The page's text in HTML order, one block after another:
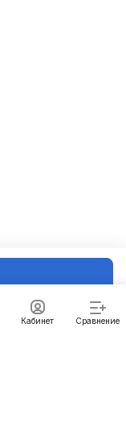
Кабинет Сравнение